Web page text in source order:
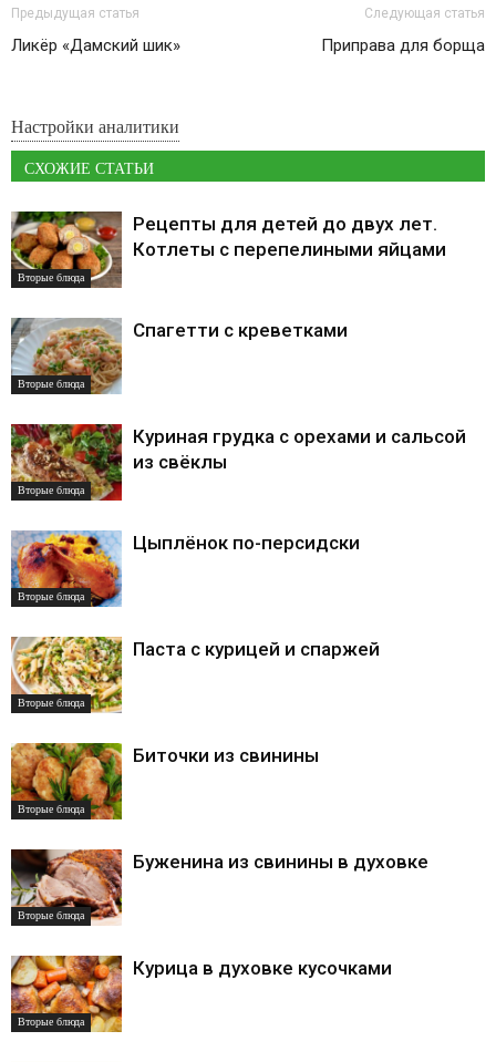
Предыдущая статья
Ликёр «Дамский шик»
Следующая статья
Приправа для борща
Настройки аналитики
СХОЖИЕ СТАТЬИ
Вторые блюда
Рецепты для детей до двух лет.
Котлеты с перепелиными яйцами
Вторые блюда
Спагетти с креветками
Вторые блюда
Куриная грудка с орехами и сальсой
из свёклы
Вторые блюда
Цыплёнок по-персидски
Вторые блюда
Паста с курицей и спаржей
Вторые блюда
Биточки из свинины
Вторые блюда
Буженина из свинины в духовке
Вторые блюда
Курица в духовке кусочками